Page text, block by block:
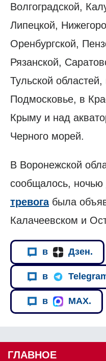
Волгоградской,
Липецкой,
Оренбургской,
Рязанской,
Тульской
Подмосковье, в
Крыму и над
Черного морей.
В Воронежской
сообщалось, ночью
тревогабыла
Калачеевском и
в Дзен.
в
в MAX.
ГЛАВНОЕ